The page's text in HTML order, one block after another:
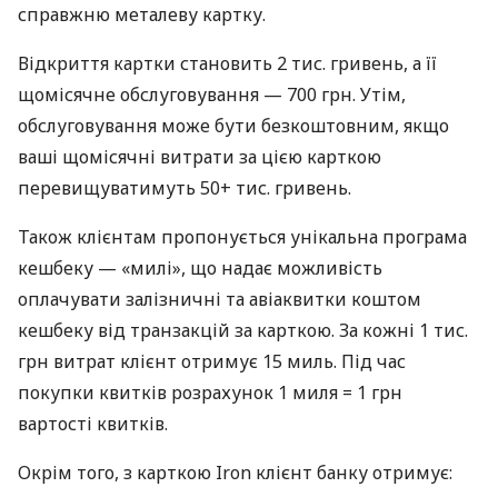
справжню металеву картку.
Відкриття картки становить 2 тис. гривень, а її
щомісячне обслуговування — 700 грн. Утім,
обслуговування може бути безкоштовним, якщо
ваші щомісячні витрати за цією карткою
перевищуватимуть 50+ тис. гривень.
Також клієнтам пропонується унікальна програма
кешбеку — «милі», що надає можливість
оплачувати залізничні та авіаквитки коштом
кешбеку від транзакцій за карткою. За кожні 1 тис.
грн витрат клієнт отримує 15 миль. Під час
покупки квитків розрахунок 1 миля = 1 грн
вартості квитків.
Окрім того, з карткою Iron клієнт банку отримує: